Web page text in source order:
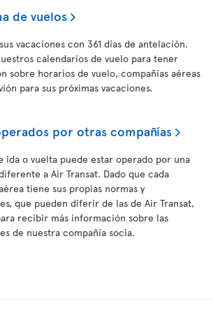
de vuelos
vacaciones con 361 días de antelación.
calendarios de vuelo para tener
sobre horarios de vuelo, compañías aéreas
para sus próximas vacaciones.
por otras compañías
ida o vuelta puede estar operado por una
a Air Transat. Dado que cada
tiene sus propias normas y
que pueden diferir de las de Air Transat,
recibir más información sobre las
de nuestra compañía socia.